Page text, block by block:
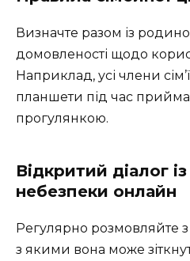
Визначте разом із
домовленості щодо
Наприклад, усі члени
планшети під час
прогулянкою.
Відкритий діалог
небезпеки онлайн
Регулярно розмовляйте
з якими вона може